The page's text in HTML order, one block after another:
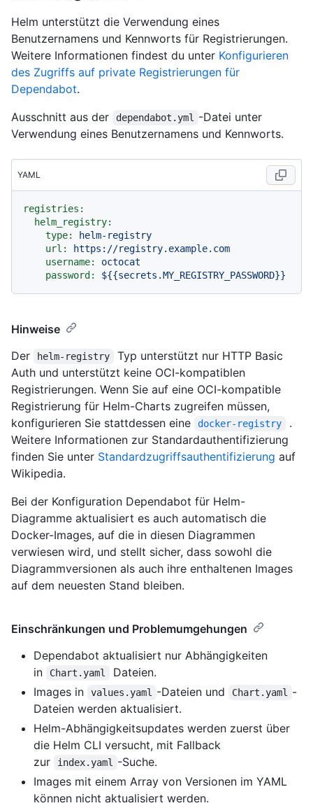
Helm unterstützt die Verwendung eines
Benutzernamens und Kennworts für Registrierungen.
Weitere Informationen findest du unter Konfigurieren
des Zugriffs auf private Registrierungen für
Dependabot.
Ausschnitt aus der
dependabot.yml
-Datei unter
Verwendung eines Benutzernamens und Kennworts.
YAML
registries:
helm_registry:
type:
helm-registry
url:
https://registry.example.com
username:
octocat
password:
${{secrets.MY_REGISTRY_PASSWORD}}
Hinweise
Der
helm-registry
Typ unterstützt nur HTTP Basic
Auth und unterstützt keine OCI-kompatiblen
Registrierungen. Wenn Sie auf eine OCI-kompatible
Registrierung für Helm-Charts zugreifen müssen,
konfigurieren Sie stattdessen eine
docker-registry
.
Weitere Informationen zur Standardauthentifizierung
finden Sie unter Standardzugriffsauthentifizierung auf
Wikipedia.
Bei der Konfiguration Dependabot für Helm-
Diagramme aktualisiert es auch automatisch die
Docker-Images, auf die in diesen Diagrammen
verwiesen wird, und stellt sicher, dass sowohl die
Diagrammversionen als auch ihre enthaltenen Images
auf dem neuesten Stand bleiben.
Einschränkungen und Problemumgehungen
Dependabot aktualisiert nur Abhängigkeiten
in
Chart.yaml
Dateien.
Images in
values.yaml -Dateien und Chart.yaml
-
Dateien werden aktualisiert.
Helm-Abhängigkeitsupdates werden zuerst über
die Helm CLI versucht, mit Fallback
zur
index.yaml
-Suche.
Images mit einem Array von Versionen im YAML
können nicht aktualisiert werden.